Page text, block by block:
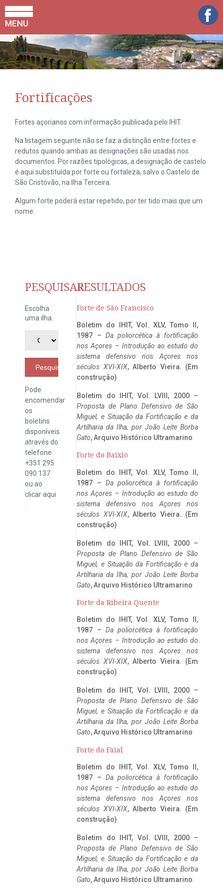
MENU
Fortificações
Fortes açorianos com informação publicada pelo IHIT.
Na listagem seguinte não se faz a distinção entre fortes e
redutos quando ambas as designações são usadas nos
documentos. Por razões tipológicas, a designação de castelo
é aqui substituída por forte ou fortaleza, salvo o Castelo de
São Cristóvão, na Ilha Terceira.
Algum forte poderá estar repetido, por ter tido mais que um
nome.
PESQUISAR
Escolha
uma ilha:
Pesquisar
Pode
encomendar
os
boletins
disponíveis
através do
telefone
+351 295
090 137
ou ao
clicaraqui
RESULTADOS
Forte de São Francisco
Boletim do IHIT, Vol. XLV, Tomo II,
1987 – Da poliorcética à fortificação
nos Açores – Introdução ao estudo do
sistema defensivo nos Açores nos
séculos XVI-XIX, Alberto Vieira. (Em
construção)
Boletim do IHIT, Vol. LVIII, 2000 –
Proposta de Plano Defensivo de São
Miguel, e Situação da Fortificação e da
Artilharia da Ilha, por João Leite Borba
Gato, Arquivo Histórico Ultramarino
Forte do Baixio
Boletim do IHIT, Vol. XLV, Tomo II,
1987 – Da poliorcética à fortificação
nos Açores – Introdução ao estudo do
sistema defensivo nos Açores nos
séculos XVI-XIX, Alberto Vieira. (Em
construção)
Boletim do IHIT, Vol. LVIII, 2000 –
Proposta de Plano Defensivo de São
Miguel, e Situação da Fortificação e da
Artilharia da Ilha, por João Leite Borba
Gato, Arquivo Histórico Ultramarino
Forte da Ribeira Quente
Boletim do IHIT, Vol. XLV, Tomo II,
1987 – Da poliorcética à fortificação
nos Açores – Introdução ao estudo do
sistema defensivo nos Açores nos
séculos XVI-XIX, Alberto Vieira. (Em
construção)
Boletim do IHIT, Vol. LVIII, 2000 –
Proposta de Plano Defensivo de São
Miguel, e Situação da Fortificação e da
Artilharia da Ilha, por João Leite Borba
Gato, Arquivo Histórico Ultramarino
Forte do Faial
Boletim do IHIT, Vol. XLV, Tomo II,
1987 – Da poliorcética à fortificação
nos Açores – Introdução ao estudo do
sistema defensivo nos Açores nos
séculos XVI-XIX, Alberto Vieira. (Em
construção)
Boletim do IHIT, Vol. LVIII, 2000 –
Proposta de Plano Defensivo de São
Miguel, e Situação da Fortificação e da
Artilharia da Ilha, por João Leite Borba
Gato, Arquivo Histórico Ultramarino